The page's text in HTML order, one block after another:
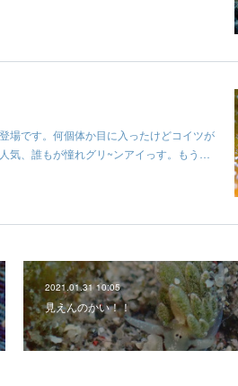
場です。何個体か目に入ったけどコイツが
気、誰もが憧れグリ~ンアイっす。もう…
2021.01.31 10:05
見えんのかい！！